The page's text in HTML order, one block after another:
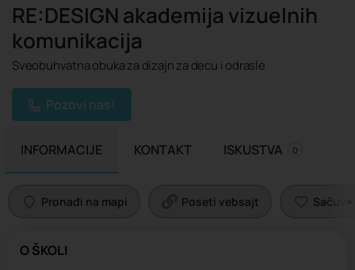
RE:DESIGN akademija vizuelnih
komunikacija
Sveobuhvatna obuka za dizajn za decu i odrasle
Pozovi nas!
INFORMACIJE KONTAKT ISKUSTVA 0
Pronađi na mapi Poseti vebsajt
O ŠKOLI